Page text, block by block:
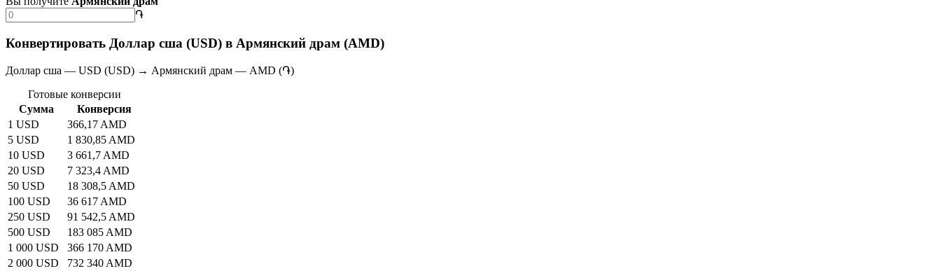
֏
Конвертировать Доллар сша (USD) в Армянский драм (AMD)
Доллар сша — USD (USD) → Армянский драм — AMD (֏)
Готовые конверсии
Сумма
Конверсия
1 USD
366,17 AMD
5 USD
1 830,85 AMD
10 USD
3 661,7 AMD
20 USD
7 323,4 AMD
50 USD
18 308,5 AMD
100 USD
36 617 AMD
250 USD
91 542,5 AMD
500 USD
183 085 AMD
1 000 USD
366 170 AMD
2 000 USD
732 340 AMD